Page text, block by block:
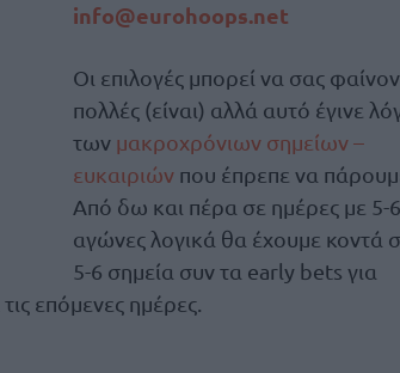
info@eurohoops.net
Οι επιλογές μπορεί να σας
πολλές (είναι) αλλά αυτό έγινε
των μακροχρόνιων σημείων –
ευκαιριώνπου έπρεπε να
Από δω και πέρα σε ημέρες με 5-6
αγώνες λογικά θα έχουμε κοντά
5-6 σημεία συν τα early bets για
επόμενες ημέρες.